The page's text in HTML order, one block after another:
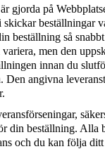
gjorda på
beställningar
beställning så
men den
innan du
Den angivna
din beställning. Alla
och du kan följa